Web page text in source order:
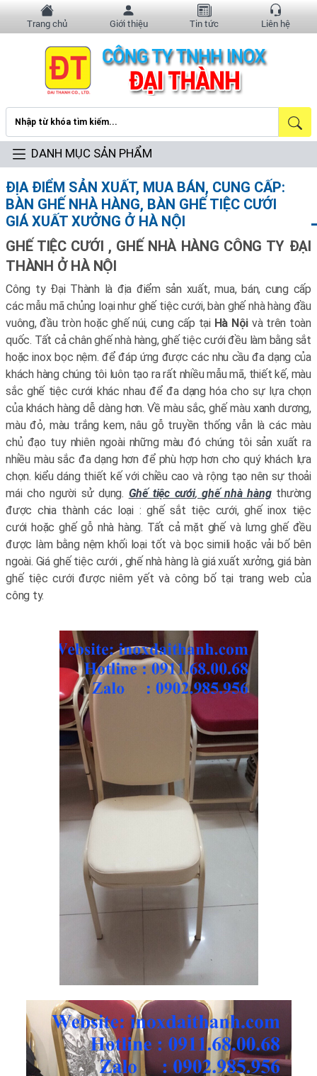
Trang chủ Giới thiệu Tin tức Liên hệ
DANH MỤC SẢN PHẨM
ĐỊA ĐIỂM SẢN XUẤT, MUA BÁN, CUNG CẤP:
BÀN GHẾ NHÀ HÀNG, BÀN GHẾ TIỆC CƯỚI
GIÁ XUẤT XƯỞNG Ở HÀ NỘI
GHẾ TIỆC CƯỚI , GHẾ NHÀ HÀNG CÔNG TY ĐẠI
THÀNH Ở HÀ NỘI
Công ty Đại Thành là địa điểm sản xuất, mua, bán, cung cấp
các mẫu mã chủng loại như ghế tiệc cưới, bàn ghế nhà hàng đầu
vuông, đầu tròn hoặc ghế núi, cung cấp tại Hà Nội và trên toàn
quốc. Tất cả chân ghế nhà hàng, ghế tiệc cưới đều làm bằng sắt
hoặc inox bọc nệm. để đáp ứng được các nhu cầu đa dạng của
khách hàng chúng tôi luôn tạo ra rất nhiều mẫu mã, thiết kế, màu
sắc ghế tiệc cưới khác nhau để đa dạng hóa cho sự lựa chọn
của khách hàng dễ dàng hơn. Về màu sắc, ghế màu xanh dương,
màu đỏ, màu trắng kem, nâu gỗ truyền thống vẫn là các màu
chủ đạo tuy nhiên ngoài những màu đó chúng tôi sản xuất ra
nhiều màu sắc đa dạng hơn để phù hợp hơn cho quý khách lựa
chọn. kiểu dáng thiết kế với chiều cao và rộng tạo nên sự thoải
mái cho người sử dụng. Ghế tiệc cưới,ghế nhà hàngthường
được chia thành các loại : ghế sắt tiệc cưới, ghế inox tiệc
cưới hoặc ghế gỗ nhà hàng. Tất cả mặt ghế và lưng ghế đều
được làm bằng nệm khối loại tốt và bọc simili hoặc vải bố bên
ngoài. Giá ghế tiệc cưới , ghế nhà hàng là giá xuất xưởng, giá bàn
ghế tiệc cưới được niêm yết và công bố tại trang web của
công ty.